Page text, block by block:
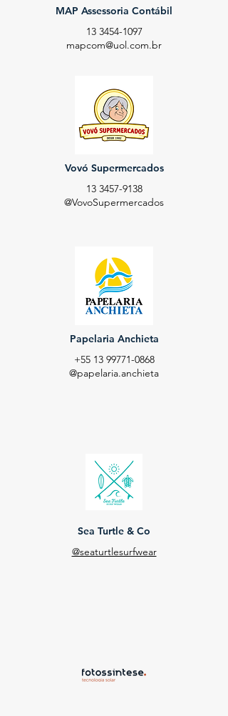
MAP Assessoria Contábil
13 3454-1097
mapcom@uol.com.br
Vovó Supermercados
13 3457-9138
@VovoSupermercados
Papelaria Anchieta
+55 13 99771-0868
@papelaria.anchieta
Sea Turtle & Co
@seaturtlesurfwear